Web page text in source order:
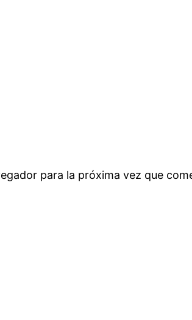
para la próxima vez que